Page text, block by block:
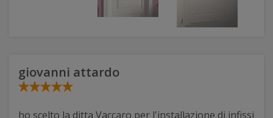
giovanni attardo
ho scelto la ditta Vaccaro per l'installazione di infissi